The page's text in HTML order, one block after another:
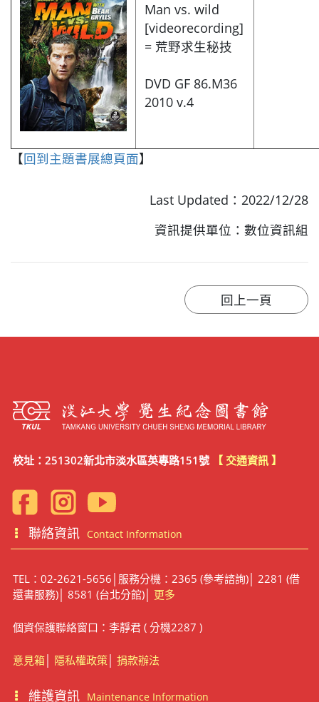
Man vs. wild
[videorecording]
= 荒野求生秘技
DVD GF 86.M36
2010 v.4
【回到主題書展總頁面】
Last Updated：2022/12/28
資訊提供單位：數位資訊組
校址：251302新北市淡水區英專路151號 【 交通資訊 】
聯絡資訊 Contact Information
TEL：02-2621-5656│服務分機：2365 (參考諮詢)│ 2281 (借
還書服務)│ 8581 (台北分館)│ 更多
個資保護聯絡窗口：李靜君 ( 分機2287 )
意見箱│ 隱私權政策│ 捐款辦法
維護資訊 Maintenance Information